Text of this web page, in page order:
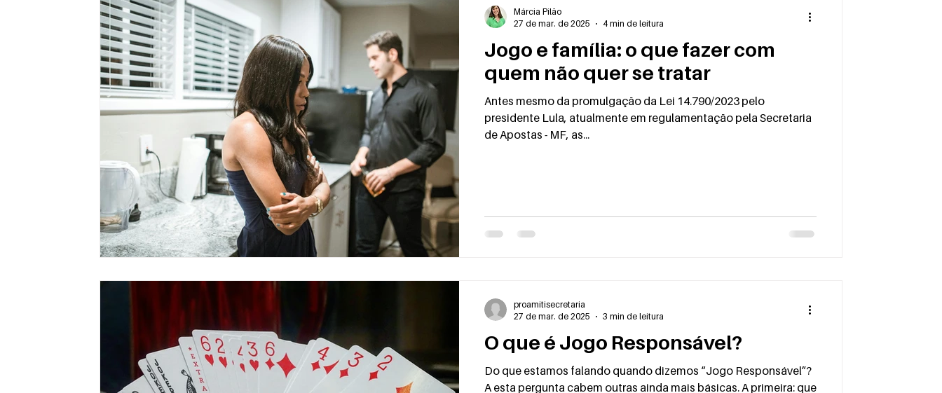
Transtorno explosivo intermitente Tricotilomania
Jogo e família: o que fazer com
quem não quer se tratar
Antes mesmo da promulgação da Lei 14.790/2023 pelo
presidente Lula, atualmente em regulamentação pela Secretaria
de Apostas - MF, as...
Márcia Pilão
27 de mar. de 2025
4 min de leitura
O que é Jogo Responsável?
Do que estamos falando quando dizemos “Jogo Responsável”?
A esta pergunta cabem outras ainda mais básicas. A primeira: que
proamitisecretaria
27 de mar. de 2025
3 min de leitura